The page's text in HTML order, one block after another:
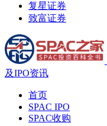
复星证券
致富证券
及IPO资讯
首页
SPAC IPO
SPAC收购